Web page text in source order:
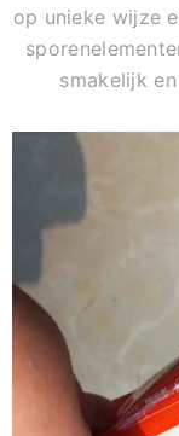
op unieke wijze
smakelijk